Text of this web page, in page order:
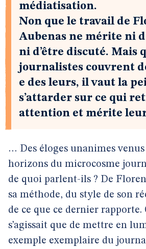
médiatisation.
Non que le travail de
Aubenas ne mérite ni
ni d’être discuté. Mais
journalistes couvrent
e des leurs, il vaut la
s’attarder sur ce qui
attention et mérite
… Des éloges unanimes
horizons du microcosme
de quoi parlent-ils ? De
sa méthode, du style de son
de ce que ce dernier rapporte.
s’agissait que de mettre en
exemple exemplaire du